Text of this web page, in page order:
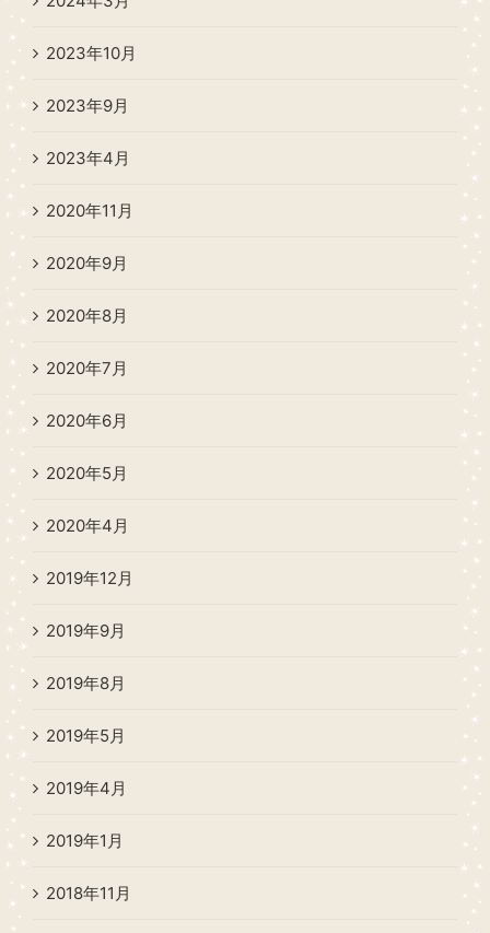
2023年10月
2023年9月
2023年4月
2020年11月
2020年9月
2020年8月
2020年7月
2020年6月
2020年5月
2020年4月
2019年12月
2019年9月
2019年8月
2019年5月
2019年4月
2019年1月
2018年11月